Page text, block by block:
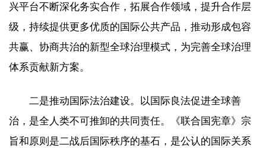
兴平台不断深化务实合作，拓展合作领域，提升合作层
级，持续提供更多优质的国际公共产品，推动形成包容
共赢、协商共治的新型全球治理模式，为完善全球治理
体系贡献新方案。
二是推动国际法治建设。以国际良法促进全球善
治，是全人类不可推卸的共同责任。《联合国宪章》宗
旨和原则是二战后国际秩序的基石，是公认的国际关系